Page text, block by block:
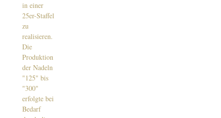
in einer
25er-Staffel
zu
realisieren.
Die
Produktion
der Nadeln
"125" bis
"300"
erfolgte bei
Bedarf